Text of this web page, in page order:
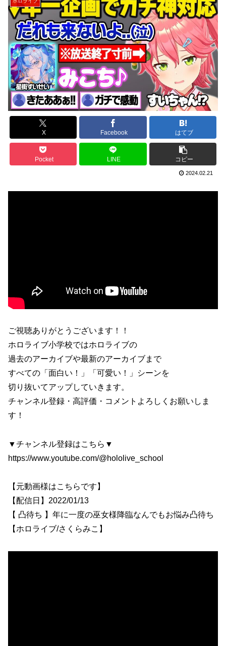
X Facebook はてブ
Pocket LINE コピー
2024.02.21
ご視聴ありがとうございます！！
ホロライブ小学校ではホロライブの
過去のアーカイブや最新のアーカイブまで
すべての「面白い！」「可愛い！」シーンを
切り抜いてアップしていきます。
チャンネル登録・高評価・コメントよろしくお願いしま
す！
▼チャンネル登録はこちら▼
https://www.youtube.com/@hololive_school
【元動画様はこちらです】
【配信日】2022/01/13
【 凸待ち 】年に一度の巫女様降臨なんでもお悩み凸待ち
【ホロライブ/さくらみこ】